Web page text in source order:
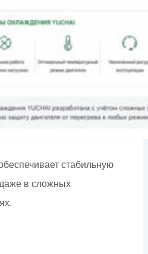
стабильную
в сложных